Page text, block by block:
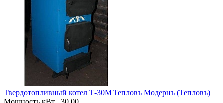
Твердотопливный котел Т-30М Тепловъ Модернъ (Тепловъ)
Мощность кВт
30.00